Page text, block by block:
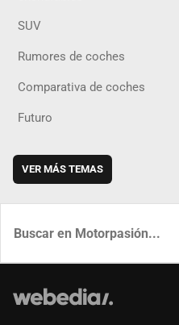
SUV
Rumores de coches
Comparativa de coches
Futuro
VER MÁS TEMAS